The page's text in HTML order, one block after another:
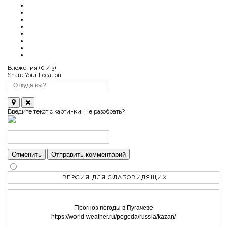
ВЕРСИЯ ДЛЯ СЛАБОВИДЯЩИХ
Прогноз погоды в Пугачеве
https://world-weather.ru/pogoda/russia/kazan/
Вложения (0 / 3)
Share Your Location
Введите текст с картинки. Не разобрать?
Отменить Отправить комментарий